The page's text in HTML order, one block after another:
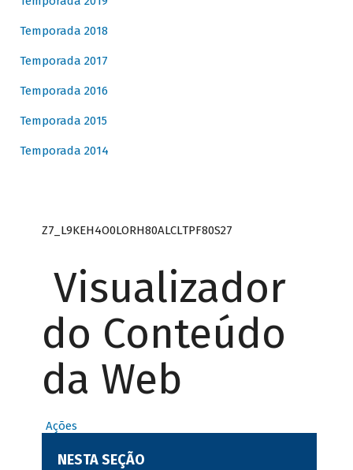
Temporada 2018
Temporada 2017
Temporada 2016
Temporada 2015
Temporada 2014
Z7_L9KEH4O0LORH80ALCLTPF80S27
Visualizador
do Conteúdo
da Web
Ações
NESTA SEÇÃO